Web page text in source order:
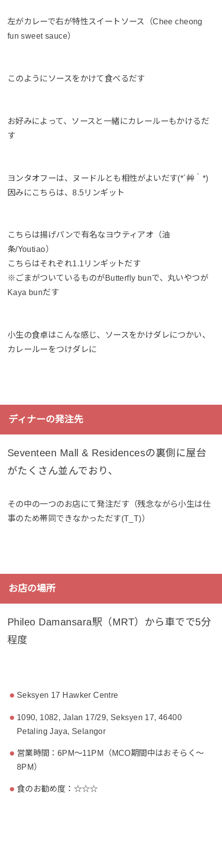
左がカレーで右が特性スイートソース（Chee cheong
fun sweet sauce）
このようにソースをかけて食べるだす
お好みによって、ソースと一緒にカレールーもかけるだ
す
ヨンタオフーは、ヌードルとも相性がよいだす(*´艸｀*)
因みにこちらは、8.5リンギット
こちらは揚げパンで有名なヨウティアオ（油
条/Youtiao）
こちらはそれぞれ1.1リンギットだす
※ごまがついているものがButterfly bunで、丸いやつが
Kaya bunだす
小生の食卓はこんな感じ、ソースをかけダレにつかい、
カレールーをつけダレに
ディナーの発注先
Seventeen Mall & Residencesの裏側に屋台
がたくさん並んでおり、
その中の一つのお店にて発注だす（残念ながら小生は仕
事のため帯同できなかっただす(T_T)）
お店の場所
Phileo Damansara駅（MRT）から車でで5分
程度
Seksyen 17 Hawker Centre
1090, 1082, Jalan 17/29, Seksyen 17, 46400
Petaling Jaya, Selangor
営業時間：6PM～11PM（MCO期間中はおそらく～
8PM）
食のお勧め度：☆☆☆